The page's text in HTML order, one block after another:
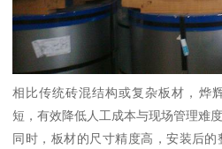
相比传统砖混结构或复杂板材，烨
短，有效降低人工成本与现场管理难度
同时，板材的尺寸精度高，安装后